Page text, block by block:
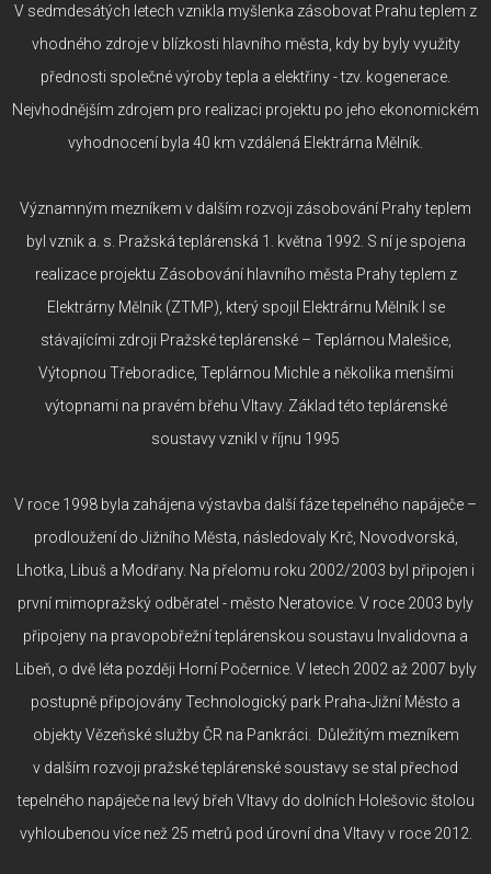
V sedmdesátých letech vznikla myšlenka zásobovat Prahu teplem z
vhodného zdroje v blízkosti hlavního města, kdy by byly využity
přednosti společné výroby tepla a elektřiny - tzv. kogenerace.
Nejvhodnějším zdrojem pro realizaci projektu po jeho ekonomickém
vyhodnocení byla 40 km vzdálená Elektrárna Mělník.
Významným mezníkem v dalším rozvoji zásobování Prahy teplem
byl vznik a. s. Pražská teplárenská 1. května 1992. S ní je spojena
realizace projektu Zásobování hlavního města Prahy teplem z
Elektrárny Mělník (ZTMP), který spojil Elektrárnu Mělník I se
stávajícími zdroji Pražské teplárenské – Teplárnou Malešice,
Výtopnou Třeboradice, Teplárnou Michle a několika menšími
výtopnami na pravém břehu Vltavy. Základ této teplárenské
soustavy vznikl v říjnu 1995
V roce 1998 byla zahájena výstavba další fáze tepelného napáječe –
prodloužení do Jižního Města, následovaly Krč, Novodvorská,
Lhotka, Libuš a Modřany. Na přelomu roku 2002/2003 byl připojen i
první mimopražský odběratel - město Neratovice. V roce 2003 byly
připojeny na pravopobřežní teplárenskou soustavu Invalidovna a
Libeň, o dvě léta později Horní Počernice. V letech 2002 až 2007 byly
postupně připojovány Technologický park Praha-Jižní Město a
objekty Vězeňské služby ČR na Pankráci. Důležitým mezníkem
v dalším rozvoji pražské teplárenské soustavy se stal přechod
tepelného napáječe na levý břeh Vltavy do dolních Holešovic štolou
vyhloubenou více než 25 metrů pod úrovní dna Vltavy v roce 2012.